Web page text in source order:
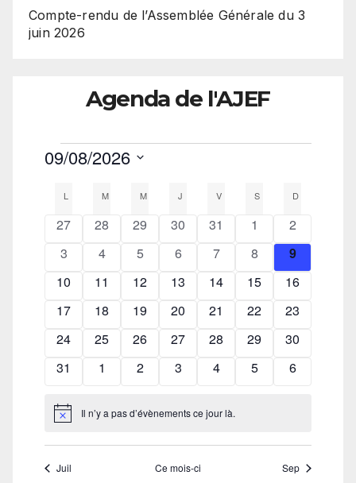
Compte-rendu de l’Assemblée Générale du 3
juin 2026
Agenda de l'AJEF